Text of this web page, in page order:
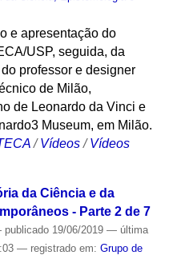
e apresentação do
USP, seguida, da
professor e designer
de Milão,
de Leonardo da Vinci e
Museum, em Milão.
/Vídeos /Vídeos
da Ciência e da
- Parte 2 de 7
publicado19/06/2019 — última
— registrado em: Grupo de